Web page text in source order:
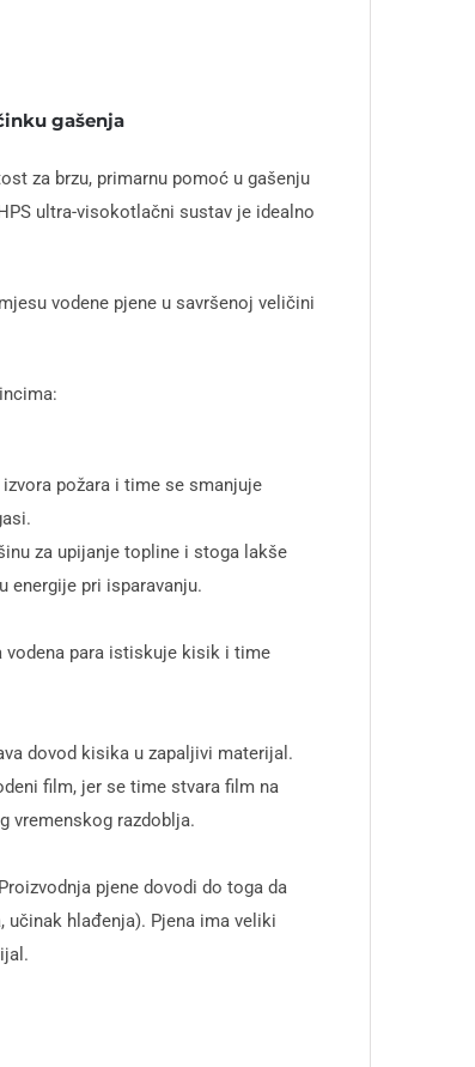
gašenja
za brzu, primarnu pomoć u gašenju
ultra-visokotlačni sustav je idealno
vodene pjene u savršenoj veličini
požara i time se smanjuje
za upijanje topline i stoga lakše
energije pri isparavanju.
vodena para istiskuje kisik i time
dovod kisika u zapaljivi materijal.
film, jer se time stvara film na
vremenskog razdoblja.
pjene dovodi do toga da
hlađenja). Pjena ima veliki